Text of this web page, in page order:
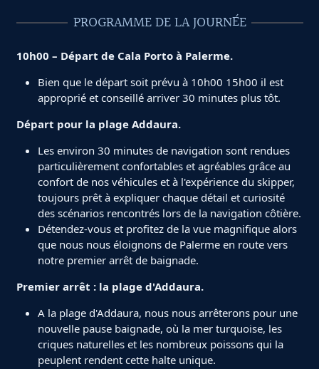
PROGRAMME DE LA JOURNÉE
10h00 – Départ de Cala Porto à Palerme.
Bien que le départ soit prévu à 10h00 15h00 il est
approprié et conseillé arriver 30 minutes plus tôt.
Départ pour la plage Addaura.
Les environ 30 minutes de navigation sont rendues
particulièrement confortables et agréables grâce au
confort de nos véhicules et à l'expérience du skipper,
toujours prêt à expliquer chaque détail et curiosité
des scénarios rencontrés lors de la navigation côtière.
Détendez-vous et profitez de la vue magnifique alors
que nous nous éloignons de Palerme en route vers
notre premier arrêt de baignade.
Premier arrêt : la plage d'Addaura.
A la plage d'Addaura, nous nous arrêterons pour une
nouvelle pause baignade, où la mer turquoise, les
criques naturelles et les nombreux poissons qui la
peuplent rendent cette halte unique.